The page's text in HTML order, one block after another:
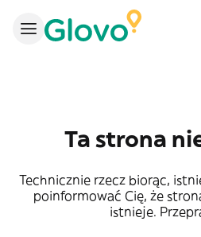
Ta strona
Technicznie rzecz biorąc,
poinformować Cię, że
istnieje.